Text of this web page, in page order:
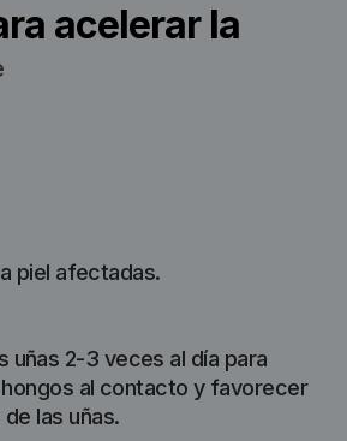
acelerar la
piel afectadas.
uñas 2-3 veces al día para
al contacto y favorecer
las uñas.